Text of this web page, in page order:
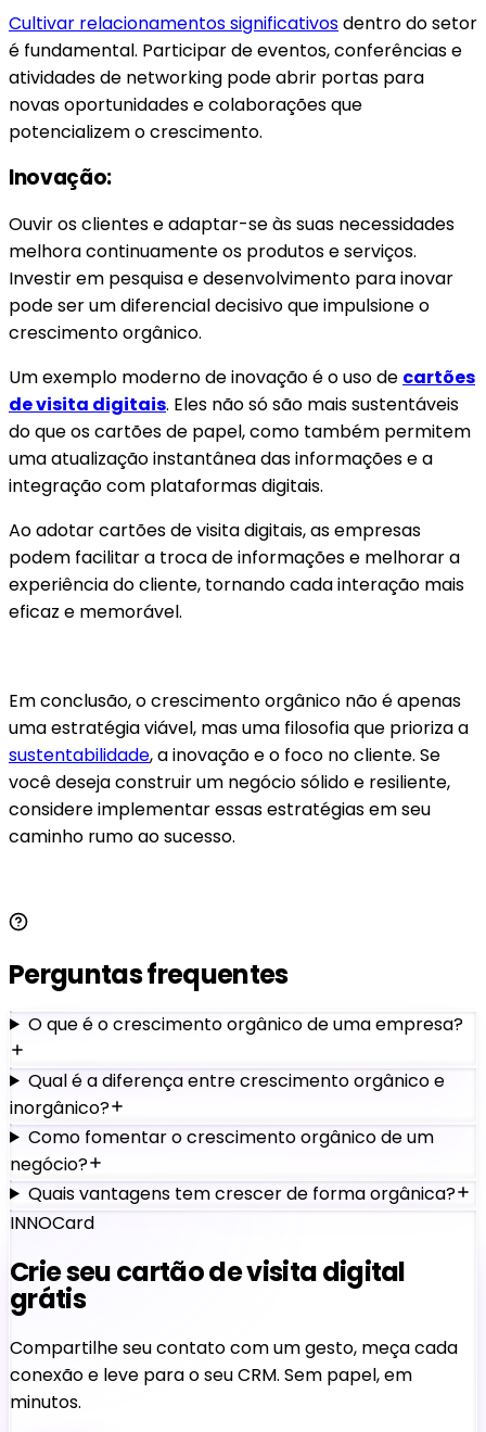
Cultivar relacionamentos significativosdentro do setor
é fundamental. Participar de eventos, conferências e
atividades de networking pode abrir portas para
novas oportunidades e colaborações que
potencializem o crescimento.
Inovação:
Ouvir os clientes e adaptar-se às suas necessidades
melhora continuamente os produtos e serviços.
Investir em pesquisa e desenvolvimento para inovar
pode ser um diferencial decisivo que impulsione o
crescimento orgânico.
Um exemplo moderno de inovação é o uso de cartões
de visita digitais. Eles não só são mais sustentáveis
do que os cartões de papel, como também permitem
uma atualização instantânea das informações e a
integração com plataformas digitais.
Ao adotar cartões de visita digitais, as empresas
podem facilitar a troca de informações e melhorar a
experiência do cliente, tornando cada interação mais
eficaz e memorável.
Em conclusão, o crescimento orgânico não é apenas
uma estratégia viável, mas uma filosofia que prioriza a
sustentabilidade, a inovação e o foco no cliente. Se
você deseja construir um negócio sólido e resiliente,
considere implementar essas estratégias em seu
caminho rumo ao sucesso.
Perguntas frequentes
O que é o crescimento orgânico de uma empresa?
Qual é a diferença entre crescimento orgânico e
inorgânico?
Como fomentar o crescimento orgânico de um
negócio?
Quais vantagens tem crescer de forma orgânica?
INNOCard
Crie seu cartão de visita digital
grátis
Compartilhe seu contato com um gesto, meça cada
conexão e leve para o seu CRM. Sem papel, em
minutos.